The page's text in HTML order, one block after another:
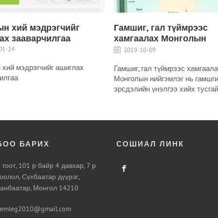
хий мэдрэгчийг
зааварчилгаа
24
мэдрэгчийг ашиглах
Гамшиг, гал түймрээс
хамгаалах Монголын
нийгэмлэг нь гамшгийн
тусгай зөвшөөрлийн
Аж ахуйн нэгж,
байгууллагуудын
2019-10-09
Гамшиг, гал түймрээс
Монголын нийгэмлэг нь
эрсдэлийн үнэлгээ хийх тусгай
эрсдэлийн үнэлгээ хийж
БАРИХ
101 р байр 4 давхар, 7 р
Сүхбаатар дүүрэг,
Монгол 14210
СОШИАЛ ЛИНК